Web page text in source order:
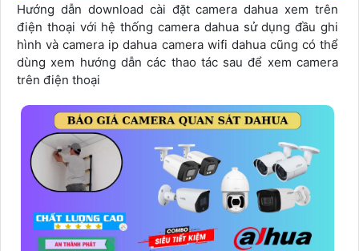
Hướng dẫn download cài đặt camera dahua xem trên
điện thoại với hệ thống camera dahua sử dụng đầu ghi
hình và camera ip dahua camera wifi dahua cũng có thể
dùng xem hướng dẫn các thao tác sau để xem camera
trên điện thoại